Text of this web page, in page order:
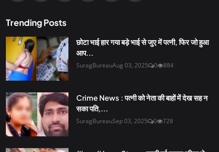
Trending Posts
छोटा भाई हार गया बड़े भाई से जुए में पत्नी, फिर जो हुआ
आप...
SuragBureauAug 03, 2025 0 884
Crime News : पत्नी को नेता की बाहों में देख सह न
सका पति,...
SuragBureauSep 03, 2025 0 728